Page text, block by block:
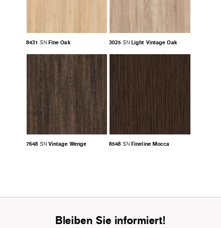
8431 SN Fine Oak 3025 SN Light Vintage Oak
7648 SN Vintage Wenge 8548 SN Fineline Mocca
Bleiben Sie informiert!